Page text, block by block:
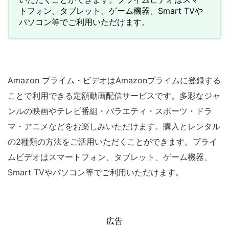
トフォン、タブレット、ゲーム機器、Smart TVや
パソコン等でご利用いただけます。
Amazon プライム・ビデオはAmazonプライムに登録する
ことで利用できる定額動画配信サービスです。多彩なジャ
ンルの映画やテレビ番組・バラエティ・スポーツ・ドラ
マ・アニメなどをお楽しみいただけます。購入とレンタル
の2種類の方法をご活用いただくことができます。プライ
ムビデオはスマートフォン、タブレット、ゲーム機器、
Smart TVやパソコン等でご利用いただけます。
広告